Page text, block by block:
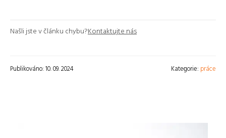
Našli jste v článku chybu?Kontaktujte nás
Publikováno: 10. 09. 2024 Kategorie: práce